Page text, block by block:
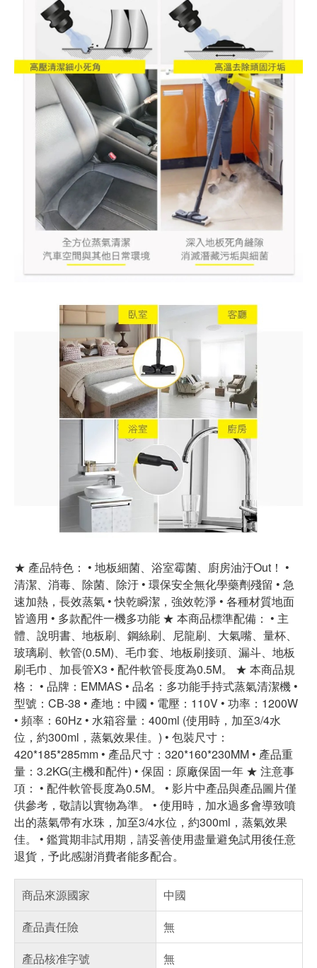
★ 產品特色： • 地板細菌、浴室霉菌、廚房油汙Out！ •
清潔、消毒、除菌、除汙 • 環保安全無化學藥劑殘留 • 急
速加熱，長效蒸氣 • 快乾瞬潔，強效乾淨 • 各種材質地面
皆適用 • 多款配件一機多功能 ★ 本商品標準配備： • 主
體、說明書、地板刷、鋼絲刷、尼龍刷、大氣嘴、量杯、
玻璃刷、軟管(0.5M)、毛巾套、地板刷接頭、漏斗、地板
刷毛巾、加長管X3 • 配件軟管長度為0.5M。 ★ 本商品規
格： • 品牌：EMMAS • 品名：多功能手持式蒸氣清潔機 •
型號：CB-38 • 產地：中國 • 電壓：110V • 功率：1200W
• 頻率：60Hz • 水箱容量：400ml (使用時，加至3/4水
位，約300ml，蒸氣效果佳。) • 包裝尺寸：
420*185*285mm • 產品尺寸：320*160*230MM • 產品重
量：3.2KG(主機和配件) • 保固：原廠保固一年 ★ 注意事
項： • 配件軟管長度為0.5M。 • 影片中產品與產品圖片僅
供參考，敬請以實物為準。 • 使用時，加水過多會導致噴
出的蒸氣帶有水珠，加至3/4水位，約300ml，蒸氣效果
佳。 • 鑑賞期非試用期，請妥善使用盡量避免試用後任意
退貨，予此感謝消費者能多配合。
商品來源國家
中國
產品責任險
無
產品核准字號
無